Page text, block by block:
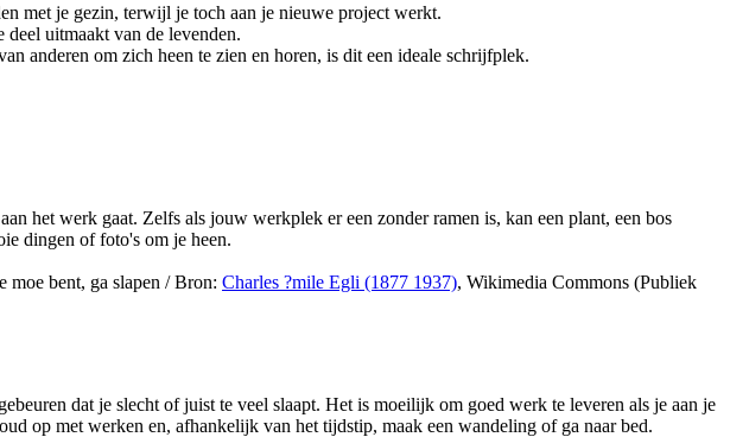
met je gezin, terwijl je toch aan je nieuwe project werkt.
deel uitmaakt van de levenden.
anderen om zich heen te zien en horen, is dit een ideale schrijfplek.
het werk gaat. Zelfs als jouw werkplek er een zonder ramen is, kan een plant, een bos
dingen of foto's om je heen.
moe bent, ga slapen /Bron: Charles ?mile Egli (1877 1937), Wikimedia Commons (Publiek
dat je slecht of juist te veel slaapt. Het is moeilijk om goed werk te leveren als je aan je
op met werken en, afhankelijk van het tijdstip, maak een wandeling of ga naar bed.